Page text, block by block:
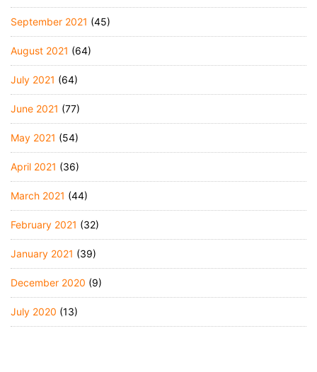
September 2021 (45)
August 2021 (64)
July 2021 (64)
June 2021 (77)
May 2021 (54)
April 2021 (36)
March 2021 (44)
February 2021 (32)
January 2021 (39)
December 2020 (9)
July 2020 (13)